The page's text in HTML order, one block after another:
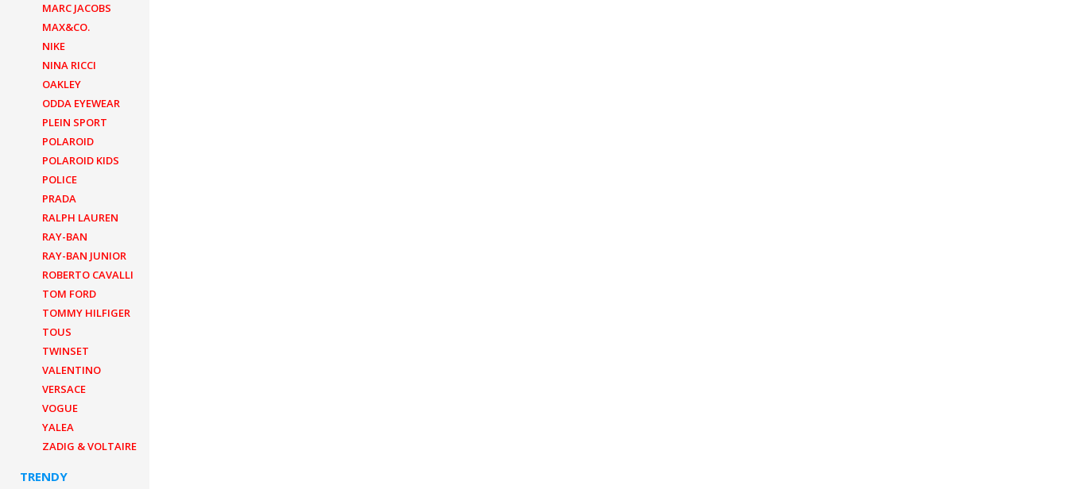
MARC JACOBS
MAX&CO.
NIKE
NINA RICCI
OAKLEY
ODDA EYEWEAR
PLEIN SPORT
POLAROID
POLAROID KIDS
POLICE
PRADA
RALPH LAUREN
RAY-BAN
RAY-BAN JUNIOR
ROBERTO CAVALLI
TOM FORD
TOMMY HILFIGER
TOUS
TWINSET
VALENTINO
VERSACE
VOGUE
YALEA
ZADIG & VOLTAIRE
TRENDY